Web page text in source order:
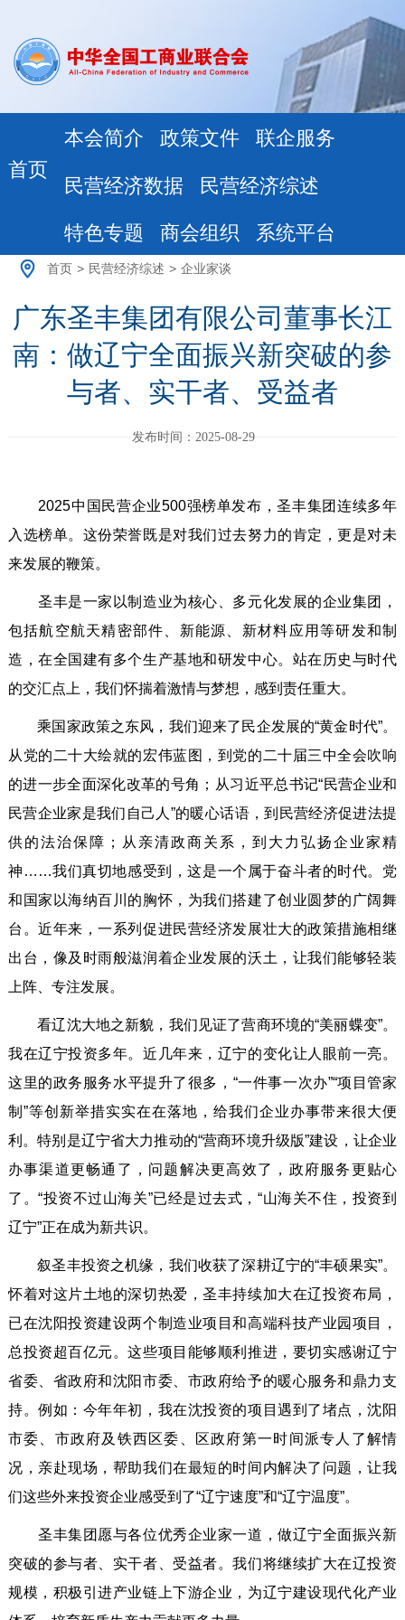
首页
本会简介 政策文件 联企服务
民营经济数据 民营经济综述
特色专题 商会组织 系统平台
首页 > 民营经济综述 > 企业家谈
广东圣丰集团有限公司董事长江
南：做辽宁全面振兴新突破的参
与者、实干者、受益者
发布时间：2025-08-29
2025中国民营企业500强榜单发布，圣丰集团连续多年
入选榜单。这份荣誉既是对我们过去努力的肯定，更是对未
来发展的鞭策。
圣丰是一家以制造业为核心、多元化发展的企业集团，
包括航空航天精密部件、新能源、新材料应用等研发和制
造，在全国建有多个生产基地和研发中心。站在历史与时代
的交汇点上，我们怀揣着激情与梦想，感到责任重大。
乘国家政策之东风，我们迎来了民企发展的“黄金时代”。
从党的二十大绘就的宏伟蓝图，到党的二十届三中全会吹响
的进一步全面深化改革的号角；从习近平总书记“民营企业和
民营企业家是我们自己人”的暖心话语，到民营经济促进法提
供的法治保障；从亲清政商关系，到大力弘扬企业家精
神……我们真切地感受到，这是一个属于奋斗者的时代。党
和国家以海纳百川的胸怀，为我们搭建了创业圆梦的广阔舞
台。近年来，一系列促进民营经济发展壮大的政策措施相继
出台，像及时雨般滋润着企业发展的沃土，让我们能够轻装
上阵、专注发展。
看辽沈大地之新貌，我们见证了营商环境的“美丽蝶变”。
我在辽宁投资多年。近几年来，辽宁的变化让人眼前一亮。
这里的政务服务水平提升了很多，“一件事一次办”“项目管家
制”等创新举措实实在在落地，给我们企业办事带来很大便
利。特别是辽宁省大力推动的“营商环境升级版”建设，让企业
办事渠道更畅通了，问题解决更高效了，政府服务更贴心
了。“投资不过山海关”已经是过去式，“山海关不住，投资到
辽宁”正在成为新共识。
叙圣丰投资之机缘，我们收获了深耕辽宁的“丰硕果实”。
怀着对这片土地的深切热爱，圣丰持续加大在辽投资布局，
已在沈阳投资建设两个制造业项目和高端科技产业园项目，
总投资超百亿元。这些项目能够顺利推进，要切实感谢辽宁
省委、省政府和沈阳市委、市政府给予的暖心服务和鼎力支
持。例如：今年年初，我在沈投资的项目遇到了堵点，沈阳
市委、市政府及铁西区委、区政府第一时间派专人了解情
况，亲赴现场，帮助我们在最短的时间内解决了问题，让我
们这些外来投资企业感受到了“辽宁速度”和“辽宁温度”。
圣丰集团愿与各位优秀企业家一道，做辽宁全面振兴新
突破的参与者、实干者、受益者。我们将继续扩大在辽投资
规模，积极引进产业链上下游企业，为辽宁建设现代化产业